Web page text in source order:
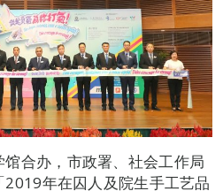
合办，市政署、社会工作局
年在囚人及院生手工艺品